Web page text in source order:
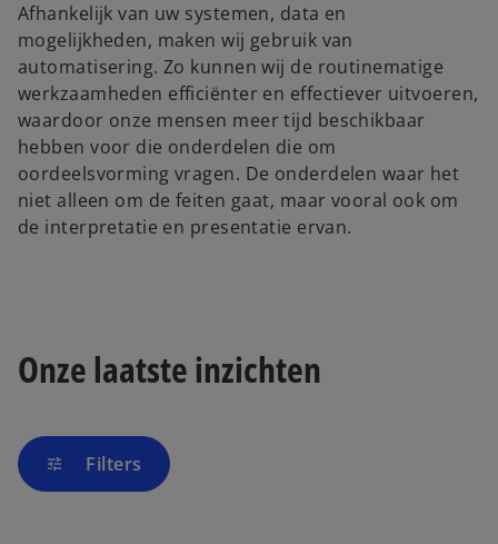
Afhankelijk van uw systemen, data en
mogelijkheden, maken wij gebruik van
automatisering. Zo kunnen wij de routinematige
werkzaamheden efficiënter en effectiever uitvoeren,
waardoor onze mensen meer tijd beschikbaar
hebben voor die onderdelen die om
oordeelsvorming vragen. De onderdelen waar het
niet alleen om de feiten gaat, maar vooral ook om
de interpretatie en presentatie ervan.
Onze laatste inzichten
tune Filters